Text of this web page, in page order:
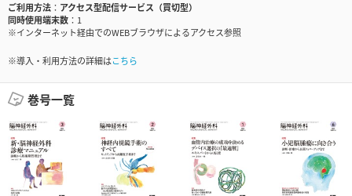
ご利用方法
アクセス型配信サービス（買切型）
同時使用端末数
1
※インターネット経由でのWEBブラウザによるアクセス参照
※導入・利用方法の詳細はこちら
巻号一覧